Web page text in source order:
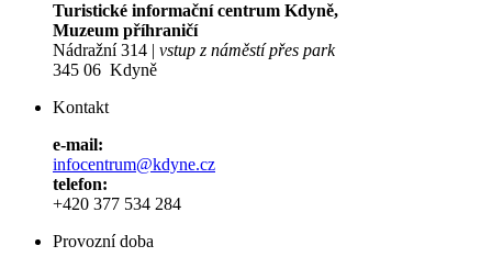
Turistické informační centrum Kdyně,
Muzeum příhraničí
Nádražní 314 | vstup z náměstí přes park
345 06 Kdyně
Kontakt
e-mail:
infocentrum@kdyne.cz
telefon:
+420 377 534 284
Provozní doba